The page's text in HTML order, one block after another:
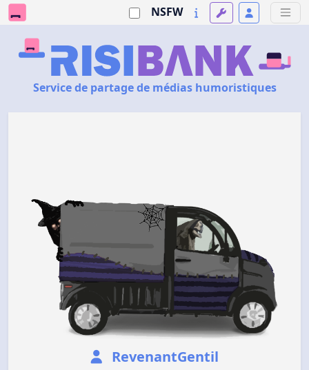
NSFW
Service de partage de médias humoristiques
RevenantGentil